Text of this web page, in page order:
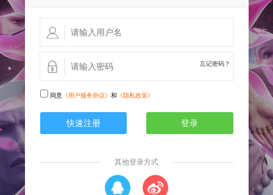
忘记密码？
同意《用户服务协议》 和 《隐私政策》
快速注册 登录
其他登录方式